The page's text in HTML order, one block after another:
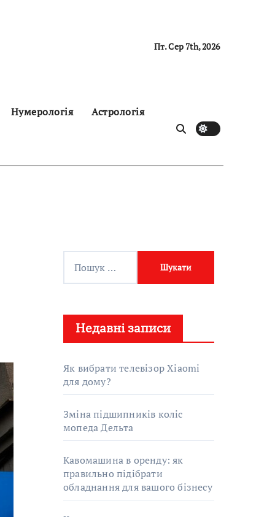
Пт. Сер 7th, 2026
Нумерологія Астрологія
:
Недавні записи
Як вибрати телевізор Xiaomi
для дому?
Зміна підшипників коліс
мопеда Дельта
Кавомашина в оренду: як
правильно підібрати
обладнання для вашого бізнесу